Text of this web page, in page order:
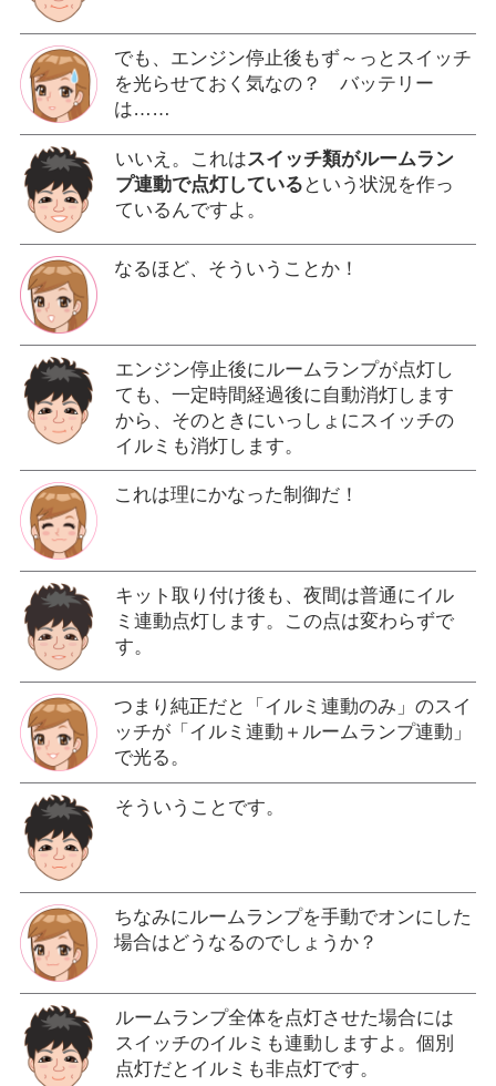
でも、エンジン停止後もず～っとスイッチ
を光らせておく気なの？ バッテリー
は……
いいえ。これはスイッチ類がルームラン
プ連動で点灯している という状況を作っ
ているんですよ。
なるほど、そういうことか！
エンジン停止後にルームランプが点灯し
ても、一定時間経過後に自動消灯します
から、そのときにいっしょにスイッチの
イルミも消灯します。
これは理にかなった制御だ！
キット取り付け後も、夜間は普通にイル
ミ連動点灯します。この点は変わらずで
す。
つまり純正だと「イルミ連動のみ」のスイ
ッチが「イルミ連動＋ルームランプ連動」
で光る。
そういうことです。
ちなみにルームランプを手動でオンにした
場合はどうなるのでしょうか？
ルームランプ全体を点灯させた場合には
スイッチのイルミも連動しますよ。個別
点灯だとイルミも非点灯です。